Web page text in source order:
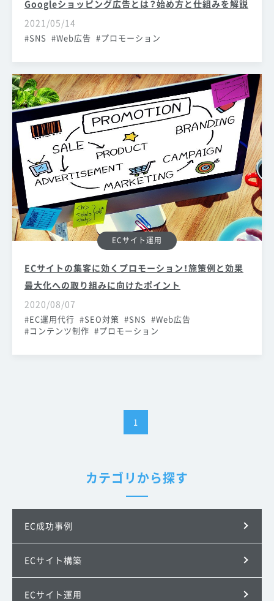
Googleショッピング広告とは？始め方と仕組みを解説
2021/05/14
SNS Web広告 プロモーション
ECサイト運用
ECサイトの集客に効くプロモーション！施策例と効果
最大化への取り組みに向けたポイント
2020/08/07
EC運用代行 SEO対策 SNS
Web広告
コンテンツ制作
プロモーション
1
カテゴリから探す
EC成功事例
ECサイト構築
ECサイト運用